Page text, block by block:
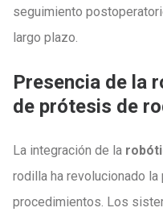
seguimiento
largo plazo.
Presencia de la
de prótesis de
La integración de la
rodilla ha revolucionado
procedimientos. Los